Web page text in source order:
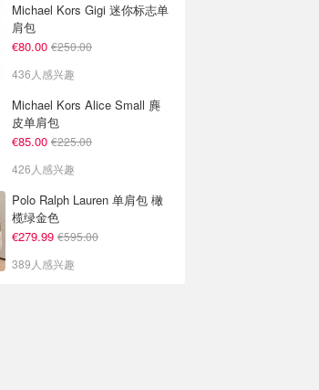
Michael Kors Gigi 迷你标志单
肩包
€80.00 €250.00
436人感兴趣
Michael Kors Alice Small 麂
皮单肩包
€85.00 €225.00
426人感兴趣
Polo Ralph Lauren 单肩包 橄
榄绿金色
€279.99 €595.00
389人感兴趣